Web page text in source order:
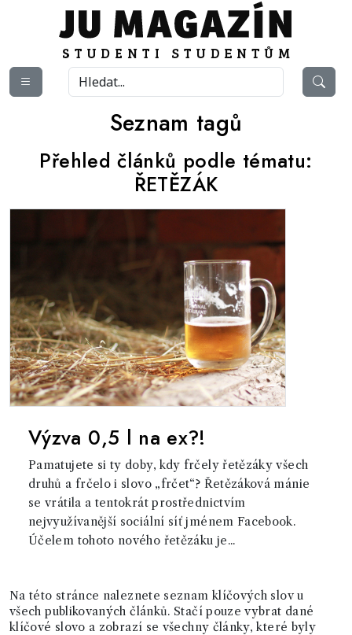
Seznam tagů
Přehled článků podle tématu:
ŘETĚZÁK
Výzva 0,5 l na ex?!
Pamatujete si ty doby, kdy frčely řetězáky všech
druhů a frčelo i slovo „frčet“? Řetězáková mánie
se vrátila a tentokrát prostřednictvím
nejvyužívanější sociální síť jménem Facebook.
Účelem tohoto nového řetězáku je...
Na této stránce naleznete seznam klíčových slov u
všech publikovaných článků. Stačí pouze vybrat dané
klíčové slovo a zobrazí se všechny články, které byly